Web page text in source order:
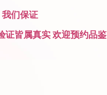
我们保证
证皆属真实 欢迎预约品鉴